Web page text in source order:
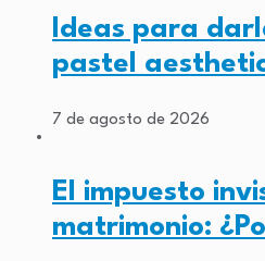
Ideas para
pastel
7 de agosto de 2026
El impuesto
matrimonio: